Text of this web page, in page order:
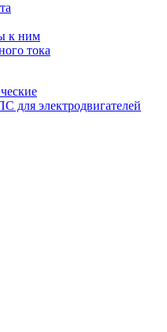
к ним
тока
для электродвигателей